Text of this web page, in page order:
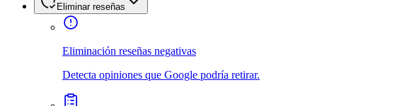
Eliminar reseñas
Eliminación reseñas negativas
Detecta opiniones que Google podría retirar.